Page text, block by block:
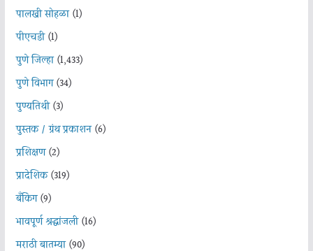
पालखी सोहळा(1)
पीएचडी(1)
पुणे जिल्हा(1,433)
पुणे विभाग(34)
पुण्यतिथी(3)
पुस्तक / ग्रंथ प्रकाशन(6)
प्रशिक्षण(2)
प्रादेशिक(319)
बँकिंग(9)
भावपूर्ण श्रद्धांजली(16)
मराठी बातम्या(90)